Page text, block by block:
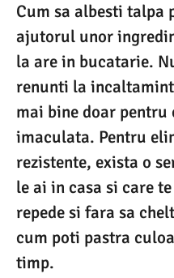
2
0
2
2
2
4
.
0
3
.
2
Cum sa albesti talpa
ajutorul unor
la are in bucatarie.
renunti la
mai bine doar
imaculata. Pentru
rezistente, exista o
le ai in casa si care
repede si fara sa
cum poti pastra
timp.